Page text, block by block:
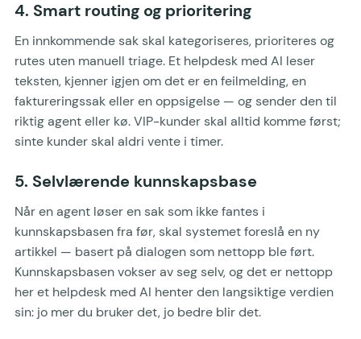
4. Smart routing og prioritering
En innkommende sak skal kategoriseres, prioriteres og
rutes uten manuell triage. Et helpdesk med AI leser
teksten, kjenner igjen om det er en feilmelding, en
faktureringssak eller en oppsigelse — og sender den til
riktig agent eller kø. VIP-kunder skal alltid komme først;
sinte kunder skal aldri vente i timer.
5. Selvlærende kunnskapsbase
Når en agent løser en sak som ikke fantes i
kunnskapsbasen fra før, skal systemet foreslå en ny
artikkel — basert på dialogen som nettopp ble ført.
Kunnskapsbasen vokser av seg selv, og det er nettopp
her et helpdesk med AI henter den langsiktige verdien
sin: jo mer du bruker det, jo bedre blir det.